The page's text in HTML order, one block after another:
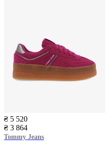
₴ 5 520
₴ 3 864
Tommy Jeans